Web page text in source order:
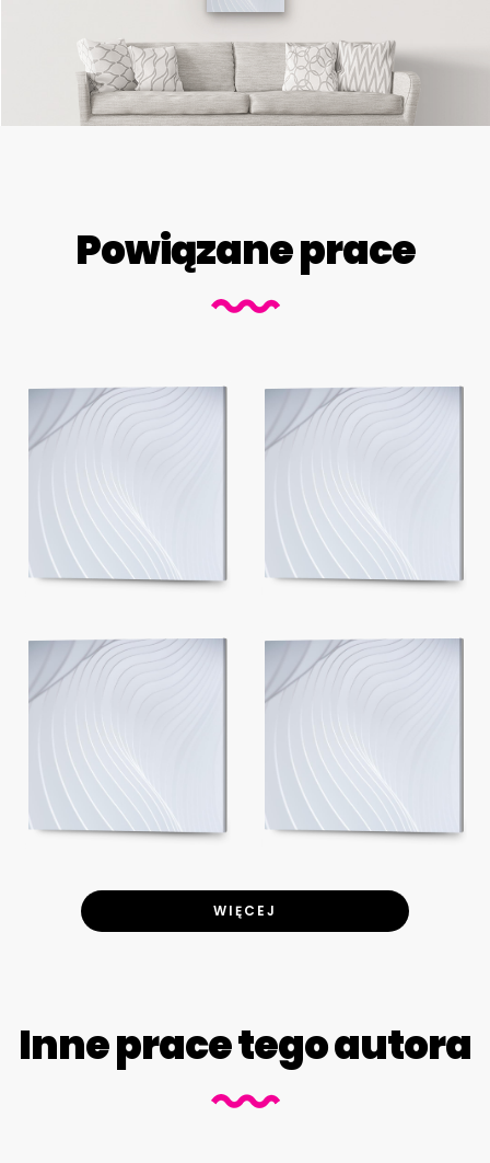
Powiązane prace
WIĘCEJ
Inne prace tego autora